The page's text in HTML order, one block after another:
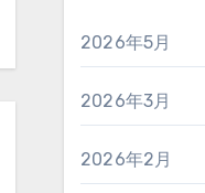
2026年5月
2026年3月
2026年2月